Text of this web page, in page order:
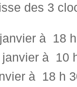
des 3
à 18
janvier à 10
à 18 h